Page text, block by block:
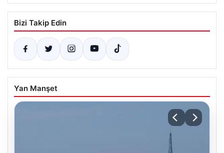
Bizi Takip Edin
Yan Manşet